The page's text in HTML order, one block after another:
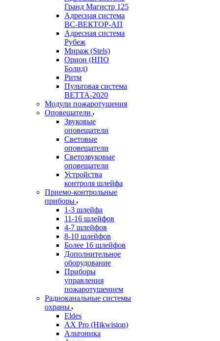
Гранд Магистр 125
Адресная система
ВС-ВЕКТОР-АП
Адресная система
Рубеж
Мираж (Stels)
Орион (НПО
Болид)
Ритм
Пультовая система
ВЕТТА-2020
Модули пожаротушения
Оповещатели
Звуковые
оповещатели
Световые
оповещатели
Светозвуковые
оповещатели
Устройства
контроля шлейфа
Приемо-контрольные
приборы
1-3 шлейфа
11-16 шлейфов
4-7 шлейфов
8-10 шлейфов
Более 16 шлейфов
Дополнительное
оборудование
Приборы
управления
пожаротушением
Радиоканальные системы
охраны
Eldes
AX Pro (Hikwision)
Альтоника